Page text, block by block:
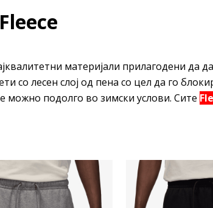
Fleece
материјали прилагодени да
со лесен слој од пена со цел да го
можно подолго во зимски услови. Сите